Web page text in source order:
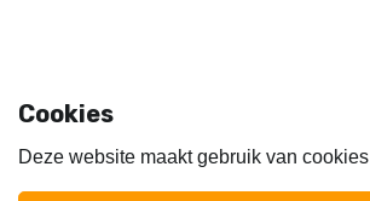
Cookies
Deze website maakt gebruik van cookies